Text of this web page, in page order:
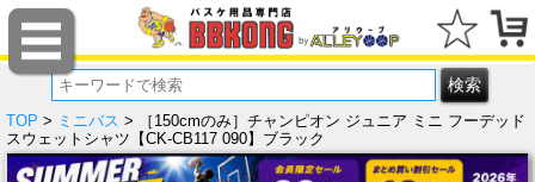
TOP > ミニバス > ［150cmのみ］チャンピオン ジュニア ミニ フーデッド
スウェットシャツ【CK-CB117 090】ブラック